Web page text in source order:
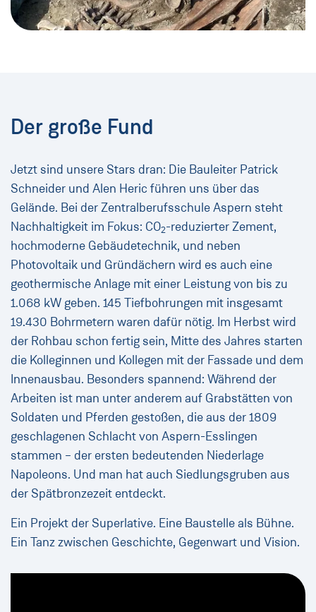
Der große Fund
Jetzt sind unsere Stars dran: Die Bauleiter Patrick
Schneider und Alen Heric führen uns über das
Gelände. Bei der Zentralberufsschule Aspern steht
Nachhaltigkeit im Fokus: CO2-reduzierter Zement,
hochmoderne Gebäudetechnik, und neben
Photovoltaik und Gründächern wird es auch eine
geothermische Anlage mit einer Leistung von bis zu
1.068 kW geben. 145 Tiefbohrungen mit insgesamt
19.430 Bohrmetern waren dafür nötig. Im Herbst wird
der Rohbau schon fertig sein, Mitte des Jahres starten
die Kolleginnen und Kollegen mit der Fassade und dem
Innenausbau. Besonders spannend: Während der
Arbeiten ist man unter anderem auf Grabstätten von
Soldaten und Pferden gestoßen, die aus der 1809
geschlagenen Schlacht von Aspern-Esslingen
stammen – der ersten bedeutenden Niederlage
Napoleons. Und man hat auch Siedlungsgruben aus
der Spätbronzezeit entdeckt.
Ein Projekt der Superlative. Eine Baustelle als Bühne.
Ein Tanz zwischen Geschichte, Gegenwart und Vision.